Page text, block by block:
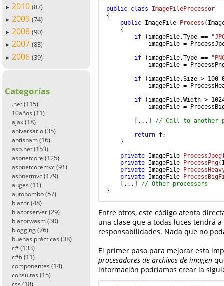
► 2010 (87)
► 2009 (74)
► 2008 (90)
► 2007 (83)
► 2006 (39)
Categorías
.net (115)
10años (11)
ajax (18)
aniversario (35)
antispam (16)
asp.net (153)
aspnetcore (125)
aspnetcoremvc (91)
aspnetmvc (179)
auges (11)
autobombo (57)
blazor (48)
blazorserver (29)
blazorwasm (30)
blogging (76)
buenas prácticas (38)
c# (133)
c#6 (11)
componentes (14)
consultas (15)
css (18)
public class
ImageFileProcessor
{
public ImageFile Process (
    {
if (imageFile.Type ==
imageFile =
if (imageFile.Type ==
imageFile =
if (imageFile.Size > 100
imageFile =
if (imageFile.Width >
imageFile =
        [...]
// Call to another
return f;
    }
private ImageFile ProcessJpeg
private ImageFile ProcessPng(
private ImageFile
private ImageFile
    [...]
// Other processors
}
Entre otros, este código atenta
una clase que a todas luces tendrá
responsabilidades. Nada que no
El primer paso para mejorar esta
procesadores de archivos de imagen
información podríamos crear la